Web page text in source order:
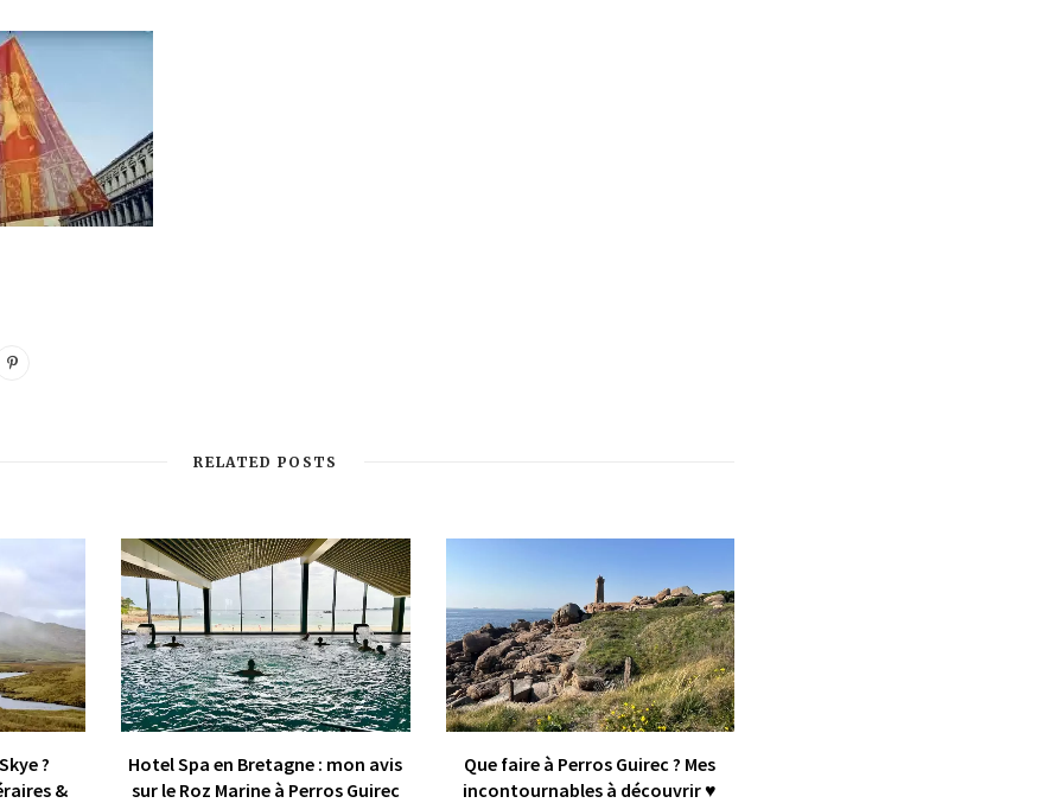
RELATED POSTS
?
&
Hotel Spa en Bretagne : mon avis
sur le Roz Marine à Perros Guirec
Que faire à Perros Guirec ? Mes
incontournables à découvrir ♥︎